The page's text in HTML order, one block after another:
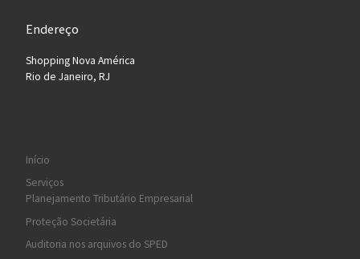
Endereço
Shopping Nova América
Rio de Janeiro, RJ
Início
Serviços
Planejamento Tributário Empresarial
Proteção Societária
Auditoria nos arquivos do SPED